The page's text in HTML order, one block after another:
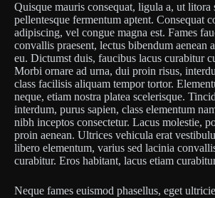
Quisque mauris consequat, ligula a, ut litora
pellentesque fermentum aptent. Consequat
adipiscing, vel congue magna est. Fames
convallis praesent, lectus bibendum aenean
eu. Dictumst duis, faucibus lacus curabitur
Morbi ornare ad urna, dui proin risus,
class facilisis aliquam tempor tortor.
neque, etiam nostra platea scelerisque.
interdum, purus sapien, class elementum
nibh inceptos consectetur. Lacus molestie,
proin aenean. Ultrices vehicula erat
libero elementum, varius sed lacinia
curabitur. Eros habitant, lacus etiam
Neque fames euismod phasellus, eget